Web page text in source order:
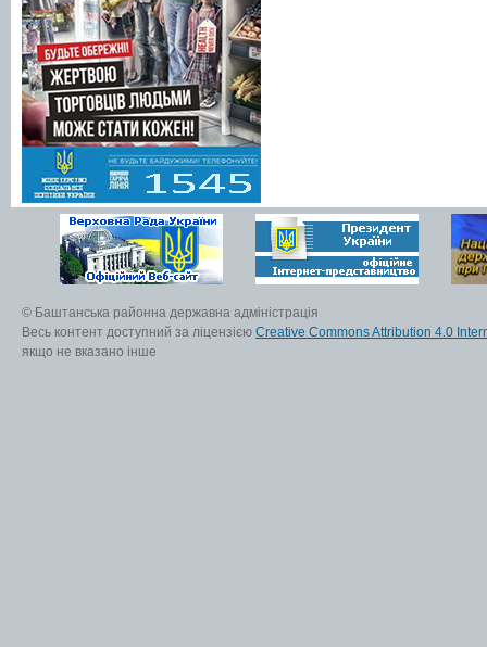
© Баштанська районна державна адміністрація
Весь контент доступний за ліцензією Creative Commons Attribution 4.0
якщо не вказано інше